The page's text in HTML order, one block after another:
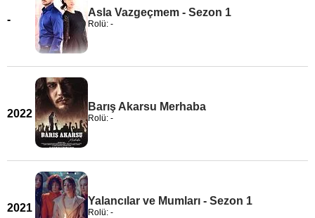
-
Asla Vazgeçmem - Sezon 1
Rolü: -
2022
Barış Akarsu Merhaba
Rolü: -
2021
Yalancılar ve Mumları - Sezon 1
Rolü: -